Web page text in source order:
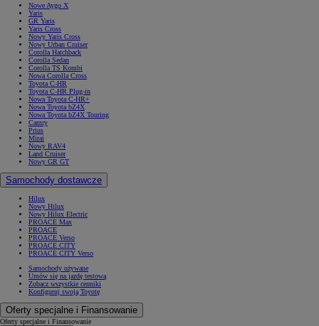
Nowe Aygo X
Yaris
GR Yaris
Yaris Cross
Nowy Yaris Cross
Nowy Urban Cruiser
Corolla Hatchback
Corolla Sedan
Corolla TS Kombi
Nowa Corolla Cross
Toyota C-HR
Toyota C-HR Plug-in
Nowa Toyota C-HR+
Nowa Toyota bZ4X
Nowa Toyota bZ4X Touring
Camry
Prius
Mirai
Nowy RAV4
Land Cruiser
Nowy GR GT
Samochody dostawcze
Hilux
Nowy Hilux
Nowy Hilux Electric
PROACE Max
PROACE
PROACE Verso
PROACE CITY
PROACE CITY Verso
Samochody używane
Umów się na jazdę testową
Zobacz wszystkie cenniki
Konfiguruj swoją Toyotę
Oferty specjalne i Finansowanie
Oferty specjalne i Finansowanie